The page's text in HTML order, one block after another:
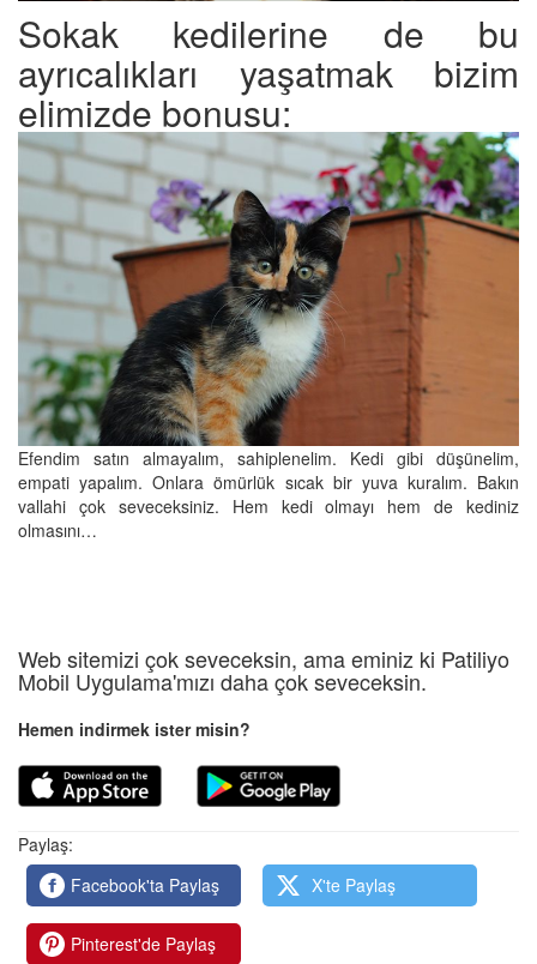
Sokak kedilerine de bu
ayrıcalıkları yaşatmak bizim
elimizde bonusu:
Efendim satın almayalım, sahiplenelim. Kedi gibi düşünelim,
empati yapalım. Onlara ömürlük sıcak bir yuva kuralım. Bakın
vallahi çok seveceksiniz. Hem kedi olmayı hem de kediniz
olmasını…
Web sitemizi çok seveceksin, ama eminiz ki Patiliyo
Mobil Uygulama'mızı daha çok seveceksin.
Hemen indirmek ister misin?
Paylaş:
Facebook'ta Paylaş
X'te Paylaş
Pinterest'de Paylaş